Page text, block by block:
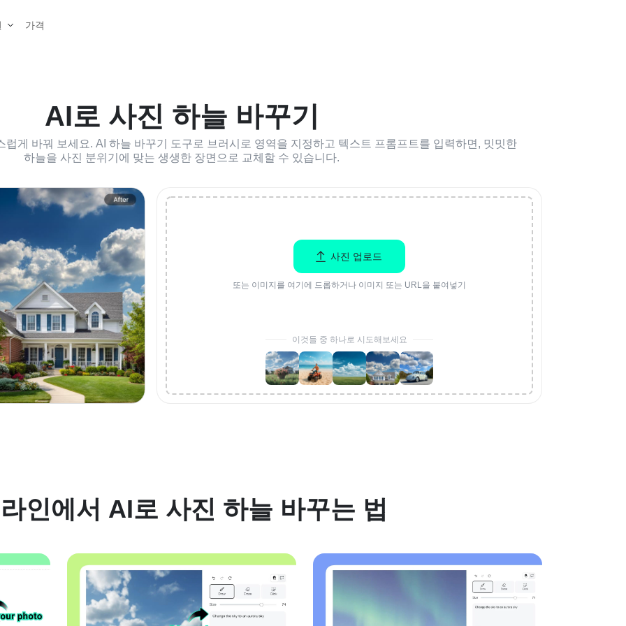
가격
AI로 사진 하늘 바꾸기
럽게 바꿔 보세요. AI 하늘 바꾸기 도구로 브러시로 영역을 지정하고 텍스트 프롬프트를 입력하면, 밋밋한
하늘을 사진 분위기에 맞는 생생한 장면으로 교체할 수 있습니다.
사진 업로드
또는 이미지를 여기에 드롭하거나 이미지 또는 URL을 붙여넣기
이것들 중 하나로 시도해보세요
인에서 AI로 사진 하늘 바꾸는 법